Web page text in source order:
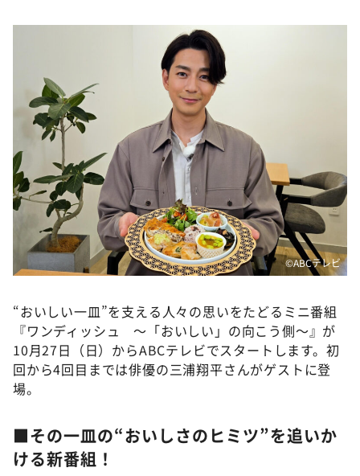
ポツンと一軒家
ぺこぱのまるスポ
アナ回覧板
©ABCテレビ
“おいしい一皿”を支える人々の思いをたどるミニ番組
『ワンディッシュ ～「おいしい」の向こう側～』が
10月27日（日）からABCテレビでスタートします。初
回から4回目までは俳優の三浦翔平さんがゲストに登
場。
■その一皿の“おいしさのヒミツ”を追いか
ける新番組！